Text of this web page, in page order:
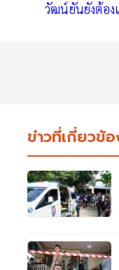
วัฒน์ยันยังต้อง
ข่าวที่เกี่ยวข้